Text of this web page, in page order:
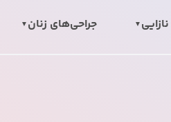
نازایی جراحی‌های زنان